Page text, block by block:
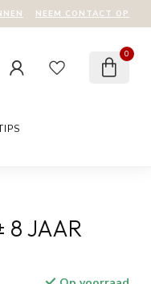
NEEM CONTACT OP
0
8 JAAR